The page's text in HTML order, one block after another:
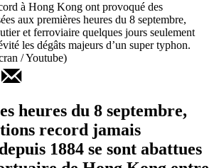
à Hong Kong ont provoqué des
aux premières heures du 8 septembre,
et ferroviaire quelques jours seulement
les dégâts majeurs d’un super typhon.
/ Youtube)
heures du 8 septembre,
record jamais
1884 se sont abattues